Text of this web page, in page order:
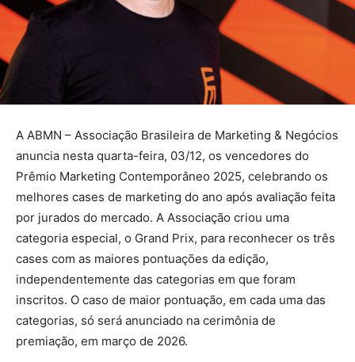
A ABMN – Associação Brasileira de Marketing & Negócios
anuncia nesta quarta-feira, 03/12, os vencedores do
Prêmio Marketing Contemporâneo 2025, celebrando os
melhores cases de marketing do ano após avaliação feita
por jurados do mercado. A Associação criou uma
categoria especial, o Grand Prix, para reconhecer os três
cases com as maiores pontuações da edição,
independentemente das categorias em que foram
inscritos. O caso de maior pontuação, em cada uma das
categorias, só será anunciado na cerimônia de
premiação, em março de 2026.